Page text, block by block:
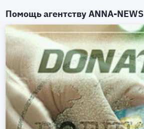
Помощь агентствуANNA-NEWS